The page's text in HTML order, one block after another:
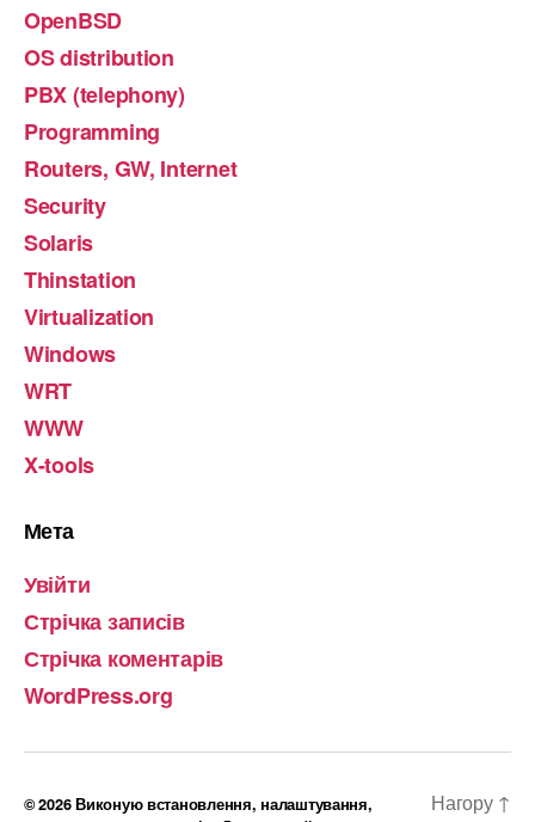
OpenBSD
OS distribution
PBX (telephony)
Programming
Routers, GW, Internet
Security
Solaris
Thinstation
Virtualization
Windows
WRT
WWW
X-tools
Мета
Увійти
Стрічка записів
Стрічка коментарів
WordPress.org
© 2026Виконую встановлення, налаштування,
Нагору ↑